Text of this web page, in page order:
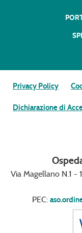
Privacy Policy
Dichiarazione di
Via Magellano N.1
PEC: